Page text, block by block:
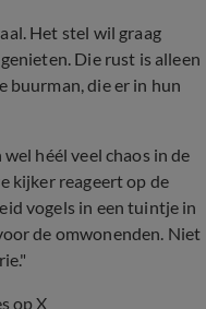
Het stel wil graag
Die rust is alleen
buurman, die er in hun
héél veel chaos in de
kijker reageert op de
vogels in een tuintje in
de omwonenden. Niet
op X